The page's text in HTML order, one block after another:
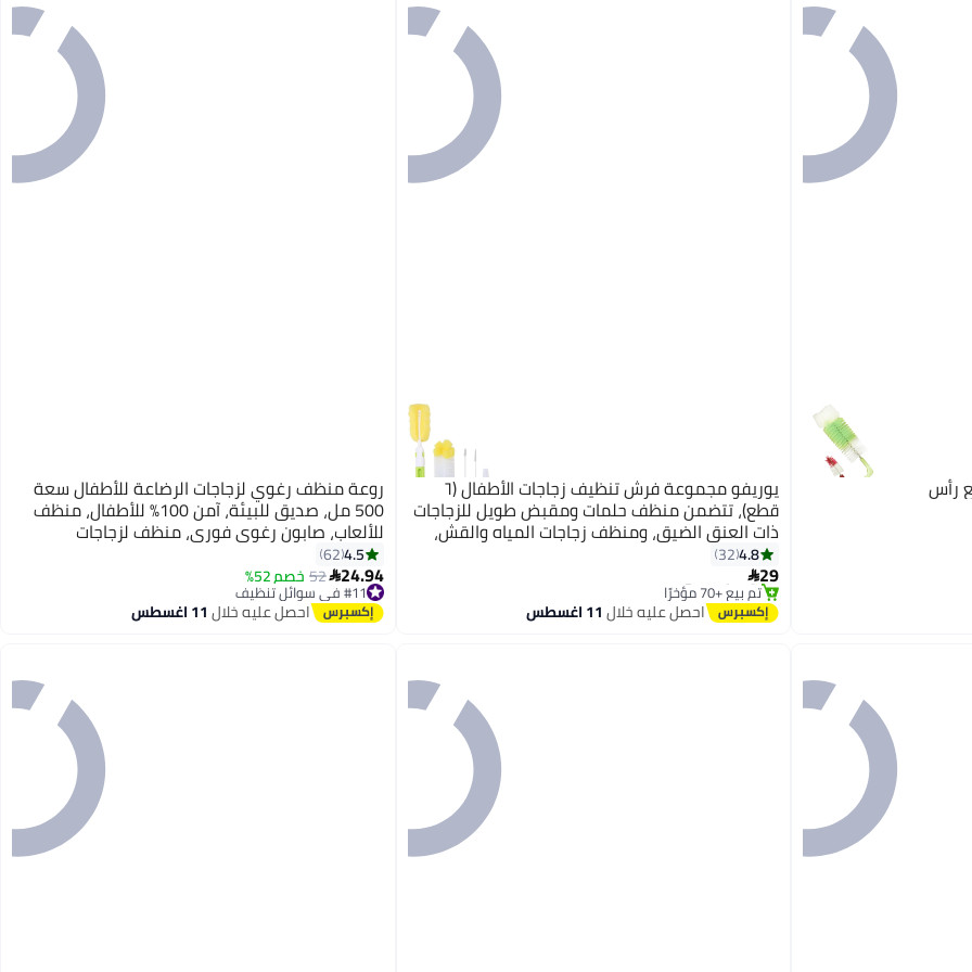
رأس يوريفو مجموعة فرش تنظيف زجاجات الأطفال (٦
قطع)، تتضمن منظف حلمات ومقبض طويل للزجاجات
ذات العنق الضيق، ومنظف زجاجات المياه والقش،
متعددة الألوان
4.8
32
29
#5 في فرش تنظيف
توصيل مجاني
تم بيع +70 مؤخرًا
#5 في فرش تنظيف احصل عليه خلال11 اغسطس
روعة منظف ​​رغوي لزجاجات الرضاعة للأطفال سعة
500 مل، صديق للبيئة، آمن 100% للأطفال، منظف
للألعاب، صابون رغوي فوري، منظف لزجاجات
الرضاعة، صابون مضاد للحساسية، آمن للأطفال، سهل
التنظيف
4.5
62
24.94
52خصم 52% #11 في سوائل تنظيف
أقل سعر في السنة
توصيل مجانياحصل عليه خلال11 اغسطس